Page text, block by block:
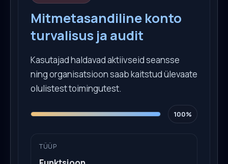
Mitmetasandiline konto
turvalisus ja audit
Kasutajad haldavad aktiivseid seansse
ning organisatsioon saab kaitstud ülevaate
olulistest toimingutest.
100%
TÜÜP